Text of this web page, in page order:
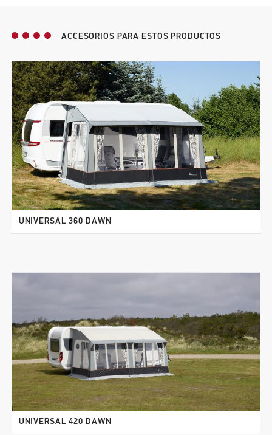
ACCESORIOS PARA ESTOS PRODUCTOS
UNIVERSAL 360 DAWN
UNIVERSAL 420 DAWN